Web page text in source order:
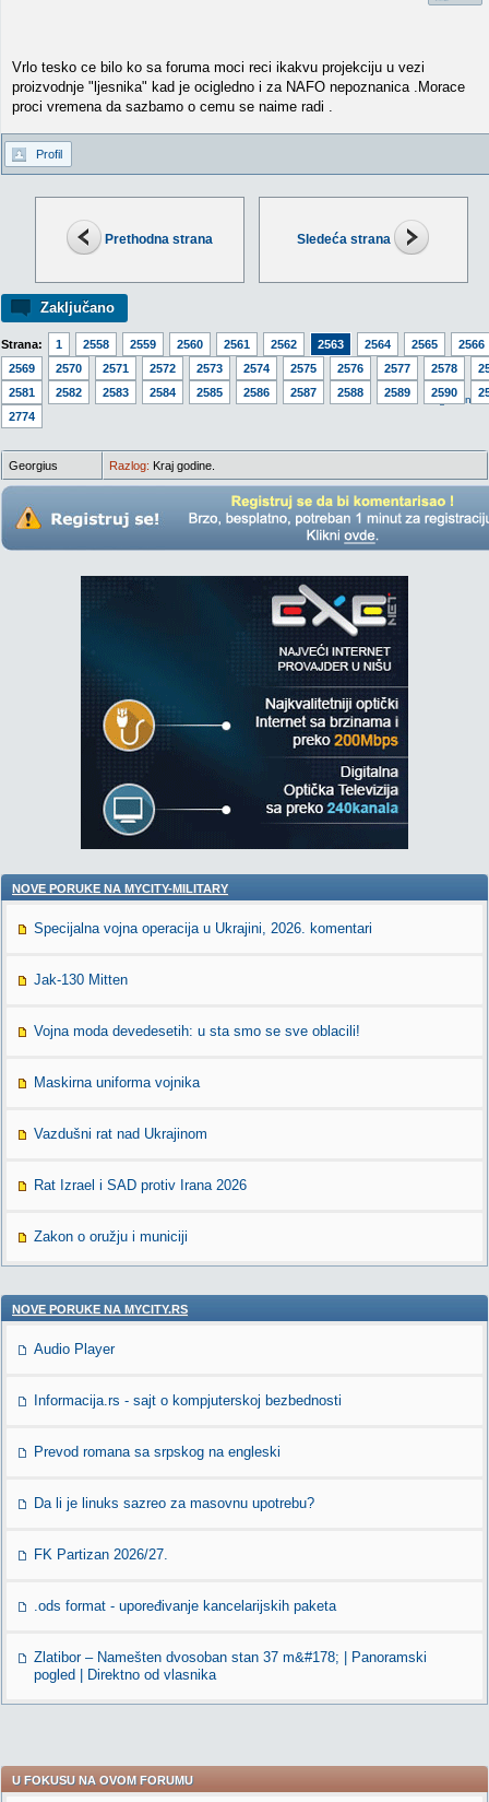
Prethodna strana Sledeća strana
Zaključano
Strana: 1 2558 2559 2560 2561 2562 2563 2564 2565
2566
2569
2570 2571 2572 2573 2574 2575 2576 2577 2578
2581
2582 2583 2584 2585 2586 2587 2588 2589 2590
2774
Idi na
Vrlo tesko ce bilo ko sa foruma moci reci ikakvu projekciju u vezi
proizvodnje "ljesnika" kad je ocigledno i za NAFO nepoznanica .Morace
proci vremena da sazbamo o cemu se naime radi .
Profil
Georgius Razlog: Kraj godine.
NOVE PORUKE NA MYCITY-MILITARY
Specijalna vojna operacija u Ukrajini, 2026. komentari
Jak-130 Mitten
Vojna moda devedesetih: u sta smo se sve oblacili!
Maskirna uniforma vojnika
Vazdušni rat nad Ukrajinom
Rat Izrael i SAD protiv Irana 2026
Zakon o oružju i municiji
NOVE PORUKE NA MYCITY.RS
Audio Player
Informacija.rs - sajt o kompjuterskoj bezbednosti
Prevod romana sa srpskog na engleski
Da li je linuks sazreo za masovnu upotrebu?
FK Partizan 2026/27.
.ods format - upoređivanje kancelarijskih paketa
Zlatibor – Namešten dvosoban stan 37 m&#178; | Panoramski
pogled | Direktno od vlasnika
U FOKUSU NA OVOM FORUMU